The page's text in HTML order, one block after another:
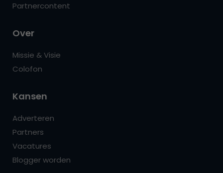
Partnercontent
Over
Missie & Visie
Colofon
Kansen
Adverteren
Partners
Vacatures
Blogger worden